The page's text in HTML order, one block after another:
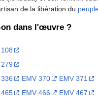
de la libération du
dans l'œuvre ?
EMV 370
EMV 371
465
EMV 466
EMV 467